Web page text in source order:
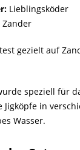
Lieblingsköder
Zander
gezielt auf
speziell für
Jigköpfe in
Wasser.